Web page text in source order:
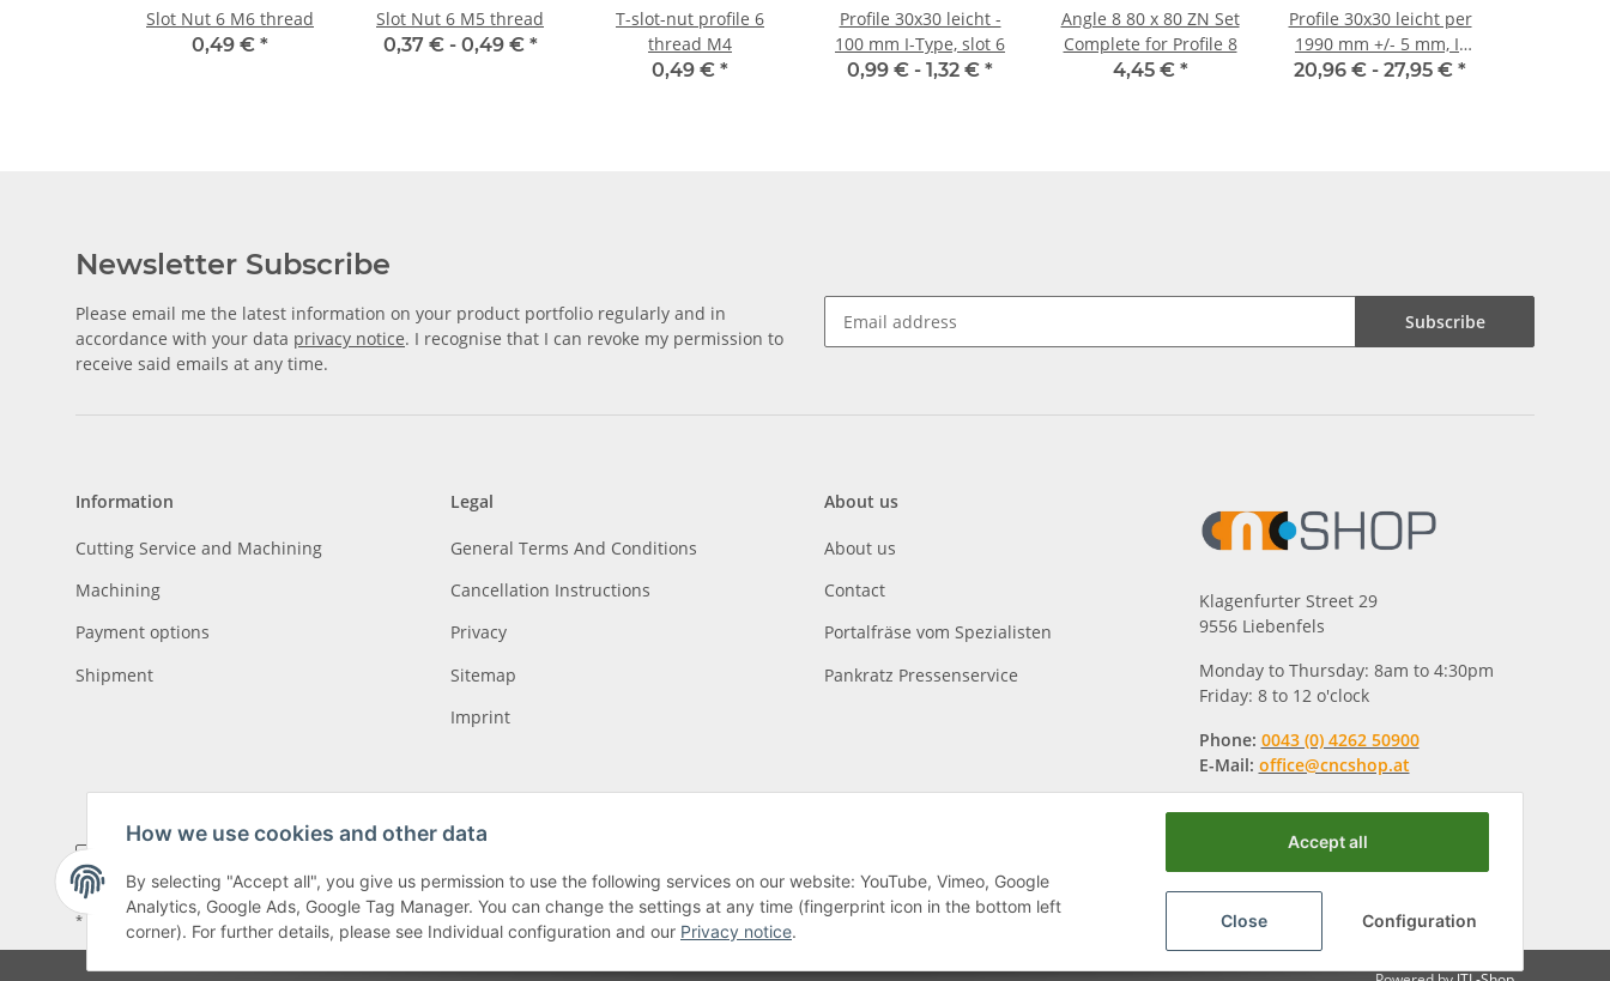
Slot Nut 6 M6 thread
0,49 € *
Slot Nut 6 M5 thread
0,37 € - 0,49 € *
T-slot-nut profile 6
thread M4
0,49 € *
Profile 30x30 leicht -
100 mm I-Type, slot 6
0,99 € - 1,32 € *
Angle 8 80 x 80 ZN Set
Complete for Profile 8
4,45 € *
Profile 30x30 leicht per
1990 mm +/- 5 mm, I-
Type, slot 6
20,96 € - 27,95 € *
Newsletter Subscribe
Please email me the latest information on your product portfolio regularly and in
accordance with your data privacy notice. I recognise that I can revoke my permission to
receive said emails at any time.
Subscribe
Information
Cutting Service and Machining
Machining
Payment options
Shipment
Legal
General Terms And Conditions
Cancellation Instructions
Privacy
Sitemap
Imprint
About us
About us
Contact
Portalfräse vom Spezialisten
Pankratz Pressenservice
Klagenfurter Street 29
9556 Liebenfels
Monday to Thursday: 8am to 4:30pm
Friday: 8 to 12 o'clock
Phone: 0043 (0) 4262 50900
E-Mail: office@cncshop.at
* All prices incl. VAT, plusshipping fees , plusMinimum quantity surcharge
How we use cookies and other data
By selecting "Accept all", you give us permission to use the following services on our website: YouTube, Vimeo, Google
Analytics, Google Ads, Google Tag Manager. You can change the settings at any time (fingerprint icon in the bottom left
corner). For further details, please see Individual configuration and our Privacy notice.
Accept all
Close Configuration